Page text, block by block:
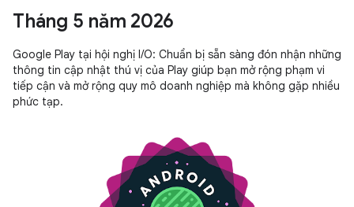
Tháng 5 năm 2026
Google Play tại hội nghị I/O: Chuẩn bị sẵn sàng đón nhận những
thông tin cập nhật thú vị của Play giúp bạn mở rộng phạm vi
tiếp cận và mở rộng quy mô doanh nghiệp mà không gặp nhiều
phức tạp.